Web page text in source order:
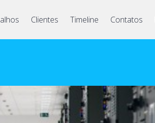
Clientes Timeline Contatos